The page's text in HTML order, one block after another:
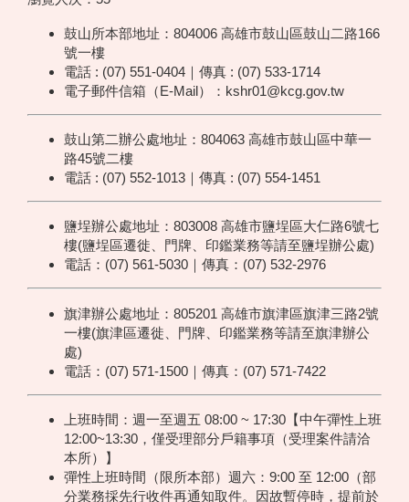
鼓山所本部地址：804006 高雄市鼓山區鼓山二路166
號一樓
電話 : (07) 551-0404｜傳真 : (07) 533-1714
電子郵件信箱（E-Mail）：kshr01@kcg.gov.tw
鼓山第二辦公處地址：804063 高雄市鼓山區中華一
路45號二樓
電話 : (07) 552-1013｜傳真 : (07) 554-1451
鹽埕辦公處地址：803008 高雄市鹽埕區大仁路6號七
樓(鹽埕區遷徙、門牌、印鑑業務等請至鹽埕辦公處)
電話：(07) 561-5030｜傳真：(07) 532-2976
旗津辦公處地址：805201 高雄市旗津區旗津三路2號
一樓(旗津區遷徙、門牌、印鑑業務等請至旗津辦公
處)
電話：(07) 571-1500｜傳真：(07) 571-7422
上班時間：週一至週五 08:00 ~ 17:30【中午彈性上班
12:00~13:30，僅受理部分戶籍事項（受理案件請洽
本所）】
彈性上班時間（限所本部）週六：9:00 至 12:00（部
分業務採先行收件再通知取件。因故暫停時，提前於